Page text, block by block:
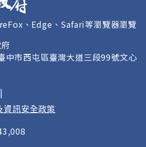
、Edge、Safari等瀏覽器瀏覽
中市西屯區臺灣大道三段99號文心
|
資訊安全政策